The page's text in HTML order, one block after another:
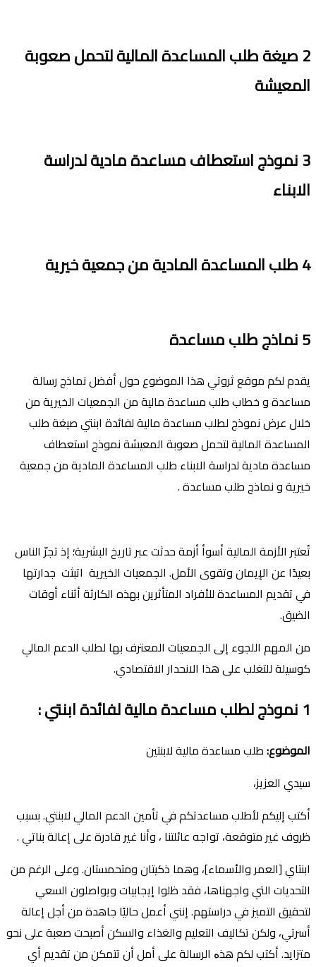
2صيغةطلبالمساعدةالمالية لتحمل صعوبة
المعيشة
3نموذجاستعطافمساعدة ماديةلدراسة
الابناء
4طلبالمساعدةالماديةمن جمعية خيرية
5نماذج طلب مساعدة
يقدم لكم موقع ثروتي هذا الموضوع حول أفضل نماذج رسالة
مساعدة و خطاب طلب مساعدة مالية من الجمعيات الخيرية من
خلال عرض نموذج لطلب مساعدة مالية لفائدة ابنتي صيغة طلب
المساعدة المالية لتحمل صعوبة المعيشة نموذج استعطاف
مساعدة مادية لدراسة الابناء طلب المساعدة المادية من جمعية
خيرية و نماذج طلب مساعدة .
تُعتبر الأزمة المالية أسوأ أزمة حدثت عبر تاريخ البشرية؛ إذ تجرّ الناس
بعيدًا عن الإيمان وتقوى الأمل. الجمعيات الخيرية اتبثت جدارتها
في تقديم المساعدة للأفراد المتأثرين بهذه الكارثة أثناء أوقات
الضيق.
من المهم اللجوء إلى الجمعيات المعترف بها لطلب الدعم المالي
كوسيلة للتغلب على هذا الانحدار الاقتصادي.
1نموذج لطلب مساعدة مالية لفائدة ابنتي:
الموضوع:طلب مساعدة مالية لابنتين
سيدي العزيز،
أكتب إليكم لأطلب مساعدتكم في تأمين الدعم المالي لابنتي. بسبب
ظروف غير متوقعة، تواجه عائلتنا ، وأنا غير قادرة على إعالة بناتي .
ابنتاي [العمر والأسماء]، وهما ذكيتان ومتحمستان. وعلى الرغم من
التحديات التي واجهناها، فقد ظلوا إيجابيات ويواصلون السعي
لتحقيق التميز في دراستهم. إنني أعمل حاليًا جاهدة من أجل إعالة
أسرتي، ولكن تكاليف التعليم والغذاء والسكن أصبحت صعبة على نحو
متزايد. أكتب لكم هذە الرسالة على أمل أن تتمكن من تقديم أي